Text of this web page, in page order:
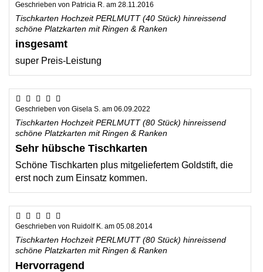
Geschrieben von Patricia R. am 28.11.2016
Tischkarten Hochzeit PERLMUTT (40 Stück) hinreissend
schöne Platzkarten mit Ringen & Ranken
insgesamt
super Preis-Leistung
Geschrieben von Gisela S. am 06.09.2022
Tischkarten Hochzeit PERLMUTT (80 Stück) hinreissend
schöne Platzkarten mit Ringen & Ranken
Sehr hübsche Tischkarten
Schöne Tischkarten plus mitgeliefertem Goldstift, die
erst noch zum Einsatz kommen.
Geschrieben von Ruidolf K. am 05.08.2014
Tischkarten Hochzeit PERLMUTT (80 Stück) hinreissend
schöne Platzkarten mit Ringen & Ranken
Hervorragend